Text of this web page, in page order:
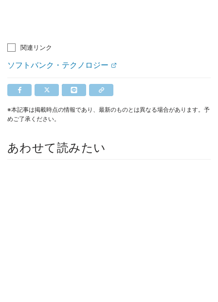
関連リンク
ソフトバンク・テクノロジー
※本記事は掲載時点の情報であり、最新のものとは異なる場合があります。予
めご了承ください。
あわせて読みたい